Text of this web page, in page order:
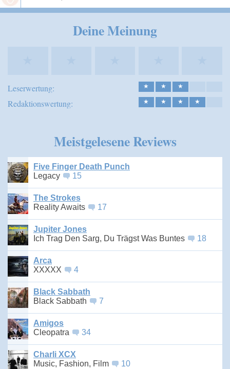
Deine Meinung
Leserwertung: ★ ★ ★
Redaktionswertung: ★ ★ ★ ★
Meistgelesene Reviews
Five Finger Death Punch
Legacy
15
The Strokes
Reality Awaits
17
Jupiter Jones
Ich Trag Den Sarg, Du Trägst Was Buntes
18
Arca
XXXXX
4
Black Sabbath
Black Sabbath
7
Amigos
Cleopatra
34
Charli XCX
Music, Fashion, Film
10